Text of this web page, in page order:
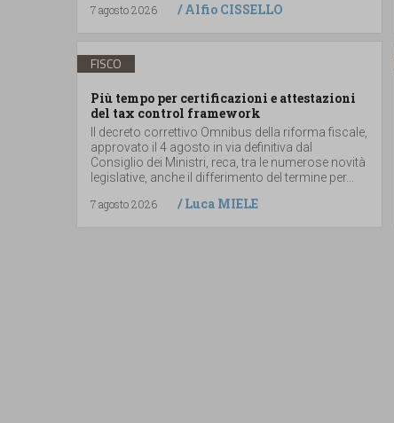
7 agosto 2026
/Alfio CISSELLO
FISCO
Più tempo per certificazioni e attestazioni
del tax control framework
Il decreto correttivo Omnibus della riforma fiscale,
approvato il 4 agosto in via definitiva dal
Consiglio dei Ministri, reca, tra le numerose novità
legislative, anche il differimento del termine per...
7 agosto 2026
/Luca MIELE